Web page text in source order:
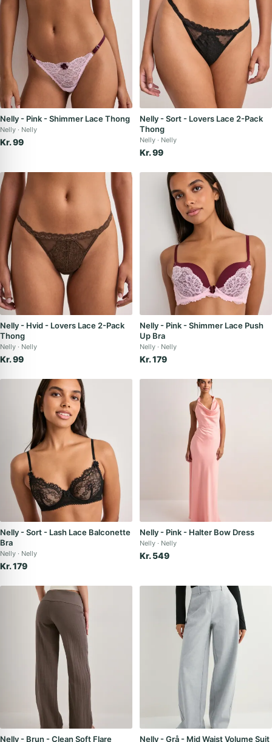
Nelly - Pink - Shimmer Lace Thong
Nelly Nelly
Kr. 99
Nelly - Sort - Lovers Lace 2-Pack
Thong
Nelly Nelly
Kr. 99
Nelly - Hvid - Lovers Lace 2-Pack
Thong
Nelly Nelly
Kr. 99
Nelly - Pink - Shimmer Lace Push
Up Bra
Nelly Nelly
Kr. 179
Nelly - Sort - Lash Lace Balconette
Bra
Nelly Nelly
Kr. 179
Nelly - Pink - Halter Bow Dress
Nelly Nelly
Kr. 549
Nelly - Brun - Clean Soft Flare Nelly - Grå - Mid Waist Volume Suit